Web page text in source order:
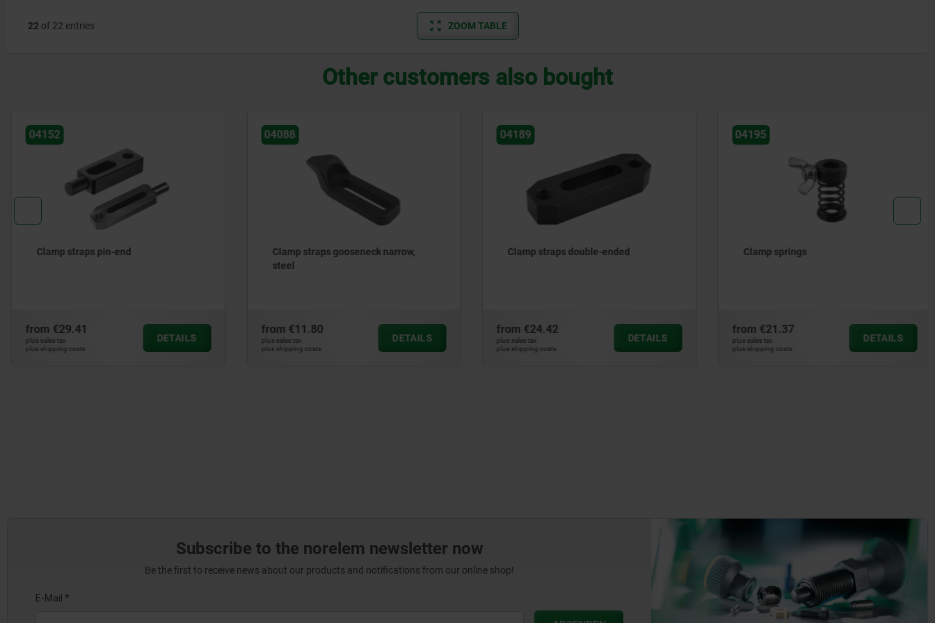
22 of 22 entries ZOOM TABLE
Other customers also bought
04152
Clamp straps pin-end
from€29.41
plus sales tax
plus shipping costs
DETAILS
04088
Clamp straps gooseneck narrow,
steel
from€11.80
plus sales tax
plus shipping costs
DETAILS
04189
Clamp straps double-ended
from€24.42
plus sales tax
plus shipping costs
DETAILS
04195
Clamp springs
from€21.37
plus sales tax
plus shipping costs
DETAILS
Subscribe to the norelem newsletter now
Be the first to receive news about our products and notifications from our online shop!